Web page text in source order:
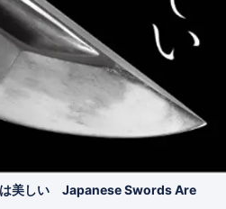
は美しい Japanese Swords Are